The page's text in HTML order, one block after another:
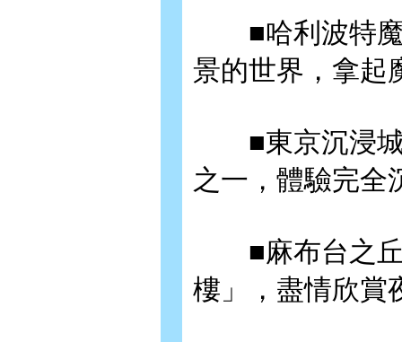
■哈利波特魔
景的世界，拿起
■東京沉浸城
之一，體驗完全
■麻布台之丘
樓」，盡情欣賞